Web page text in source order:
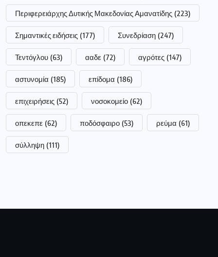
Περιφερειάρχης Δυτικής Μακεδονίας Αμανατίδης (223)
Σημαντικές ειδήσεις (177) Συνεδρίαση (247)
Τεντόγλου (63) ααδε (72) αγρότες (147)
αστυνομία (185) επίδομα (186)
επιχειρήσεις (52) νοσοκομείο (62)
οπεκεπε (62) ποδόσφαιρο (53) ρεύμα (61)
σύλληψη (111)